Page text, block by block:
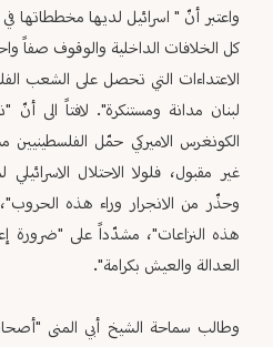
واعتبر أنّ " اسرائيل لديها مخططاتها
كل الخلافات الداخلية والوقوف صفاً
الاعتداءات التي تحصل على الشعب
لبنان مدانة ومستنكرة". لافتاً الى أنّ
الكونغرس الاميركي حمّل
غير مقبول، فلولا الاحتلال
وحذّر من الانجرار وراء هذه
هذه النزاعات"، مشدّداً على "ضرورة
العدالة والعيش بكرامة".
وطالب سماحة الشيخ أبي المنى